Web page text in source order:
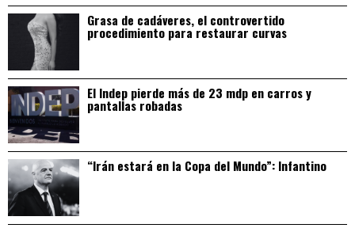
Grasa de cadáveres, el controvertido
procedimiento para restaurar curvas
El Indep pierde más de 23 mdp en carros y
pantallas robadas
“Irán estará en la Copa del Mundo”: Infantino